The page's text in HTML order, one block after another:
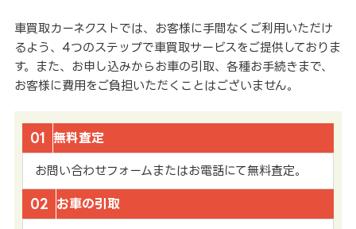
車買取カーネクストでは、お客様に手間なくご利用いただけ
るよう、4つのステップで車買取サービスをご提供しておりま
す。また、お申し込みからお車の引取、各種お手続きまで、
お客様に費用をご負担いただくことはございません。
01 無料査定
お問い合わせフォームまたはお電話にて無料査定。
02 お車の引取